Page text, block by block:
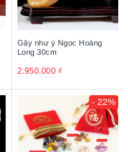
Gậy như ý Ngọc Hoàng
Long 30cm
2.950.000 ₫
- 22%